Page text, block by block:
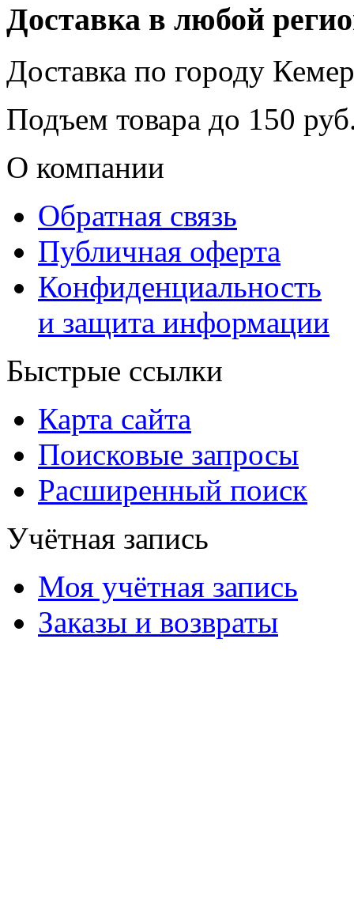
Доставка в любой
Доставка по городу
Подъем товара до 150
О компании
Обратная связь
Публичная оферта
Конфиденциальность
и защита информации
Быстрые ссылки
Карта сайта
Поисковые запросы
Расширенный поиск
Учётная запись
Моя учётная запись
Заказы и возвраты